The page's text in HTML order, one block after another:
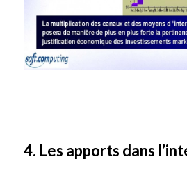
4. Les apports dans